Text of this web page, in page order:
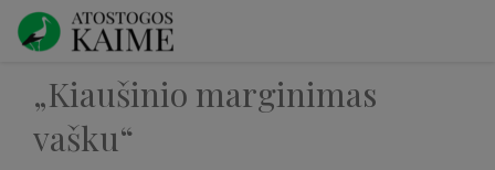
„Kiaušinio marginimas
vašku“